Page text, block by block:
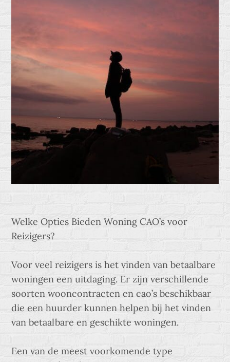
Welke Opties Bieden Woning CAO’s voor
Reizigers?
Voor veel reizigers is het vinden van betaalbare
woningen een uitdaging. Er zijn verschillende
soorten wooncontracten en cao’s beschikbaar
die een huurder kunnen helpen bij het vinden
van betaalbare en geschikte woningen.
Een van de meest voorkomende type